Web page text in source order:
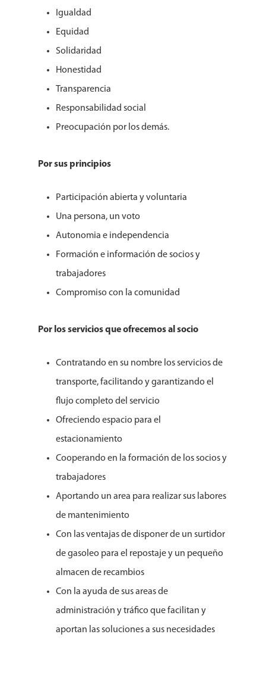
Igualdad
Equidad
Solidaridad
Honestidad
Transparencia
Responsabilidad social
Preocupación por los demás.
Por sus principios
Participación abierta y voluntaria
Una persona, un voto
Autonomia e independencia
Formación e información de socios y
trabajadores
Compromiso con la comunidad
Por los servicios que ofrecemos al socio
Contratando en su nombre los servicios de
transporte, facilitando y garantizando el
flujo completo del servicio
Ofreciendo espacio para el
estacionamiento
Cooperando en la formación de los socios y
trabajadores
Aportando un area para realizar sus labores
de mantenimiento
Con las ventajas de disponer de un surtidor
de gasoleo para el repostaje y un pequeño
almacen de recambios
Con la ayuda de sus areas de
administración y tráfico que facilitan y
aportan las soluciones a sus necesidades